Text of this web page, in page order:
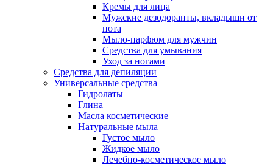
Кремы для лица
Мужские дезодоранты, вкладыши от
пота
Мыло-парфюм для мужчин
Средства для умывания
Уход за ногами
Средства для депиляции
Универсальные средства
Гидролаты
Глина
Масла косметические
Натуральные мыла
Густое мыло
Жидкое мыло
Лечебно-косметическое мыло